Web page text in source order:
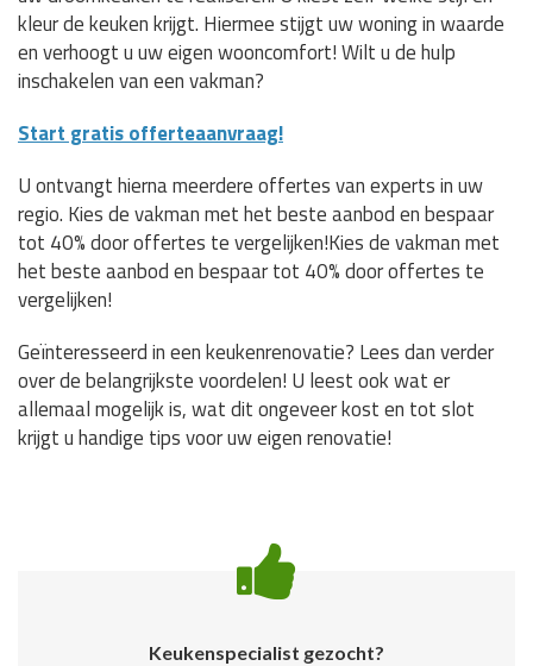
kleur de keuken krijgt. Hiermee stijgt uw woning in waarde
en verhoogt u uw eigen wooncomfort! Wilt u de hulp
inschakelen van een vakman?
Start gratis offerteaanvraag!
U ontvangt hierna meerdere offertes van experts in uw
regio. Kies de vakman met het beste aanbod en bespaar
tot 40% door offertes te vergelijken!Kies de vakman met
het beste aanbod en bespaar tot 40% door offertes te
vergelijken!
Geïnteresseerd in een keukenrenovatie? Lees dan verder
over de belangrijkste voordelen! U leest ook wat er
allemaal mogelijk is, wat dit ongeveer kost en tot slot
krijgt u handige tips voor uw eigen renovatie!
Keukenspecialist gezocht?